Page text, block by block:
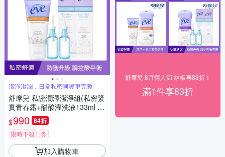
潔淨滋潤，日常私密呵護更完整
舒摩兒 私密潤澤潔淨組(私密緊
實青春露+醋酸灌洗液133ml x2
入)
$990 84折
限時下殺 券
加入購物車
舒摩兒 8月情人節 結帳再83折！
滿1件享83折